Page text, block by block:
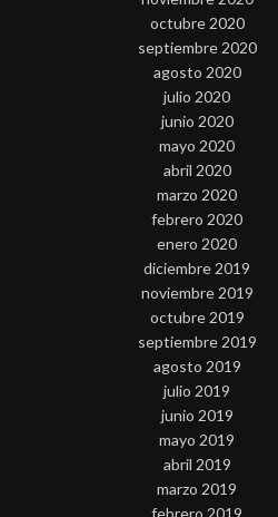
octubre 2020
septiembre 2020
agosto 2020
julio 2020
junio 2020
mayo 2020
abril 2020
marzo 2020
febrero 2020
enero 2020
diciembre 2019
noviembre 2019
octubre 2019
septiembre 2019
agosto 2019
julio 2019
junio 2019
mayo 2019
abril 2019
marzo 2019
febrero 2019